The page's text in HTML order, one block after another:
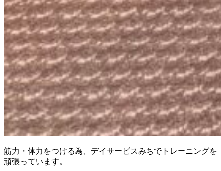
筋力・体力をつける為、デイサービスみちでトレーニングを
頑張っています。